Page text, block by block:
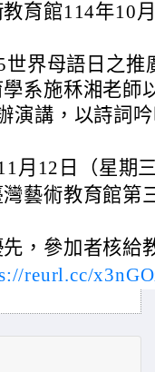
育館114年10
世界母語日之
系施秝湘老師
演講，以詩詞
月12日（星期
藝術教育館第
，參加者核給
reurl.cc/